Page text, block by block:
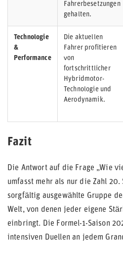
Fahrerbesetzungen
gehalten.
Technologie
&
Performance
Die aktuellen
Fahrer profitieren
von
fortschrittlicher
Hybridmotor-
Technologie und
Aerodynamik.
Fazit
Die Antwort auf die Frage „Wie
umfasst mehr als nur die Zahl
sorgfältig ausgewählte Gruppe
Welt, von denen jeder eigene
einbringt. Die Formel-1-Saison
intensiven Duellen an jedem